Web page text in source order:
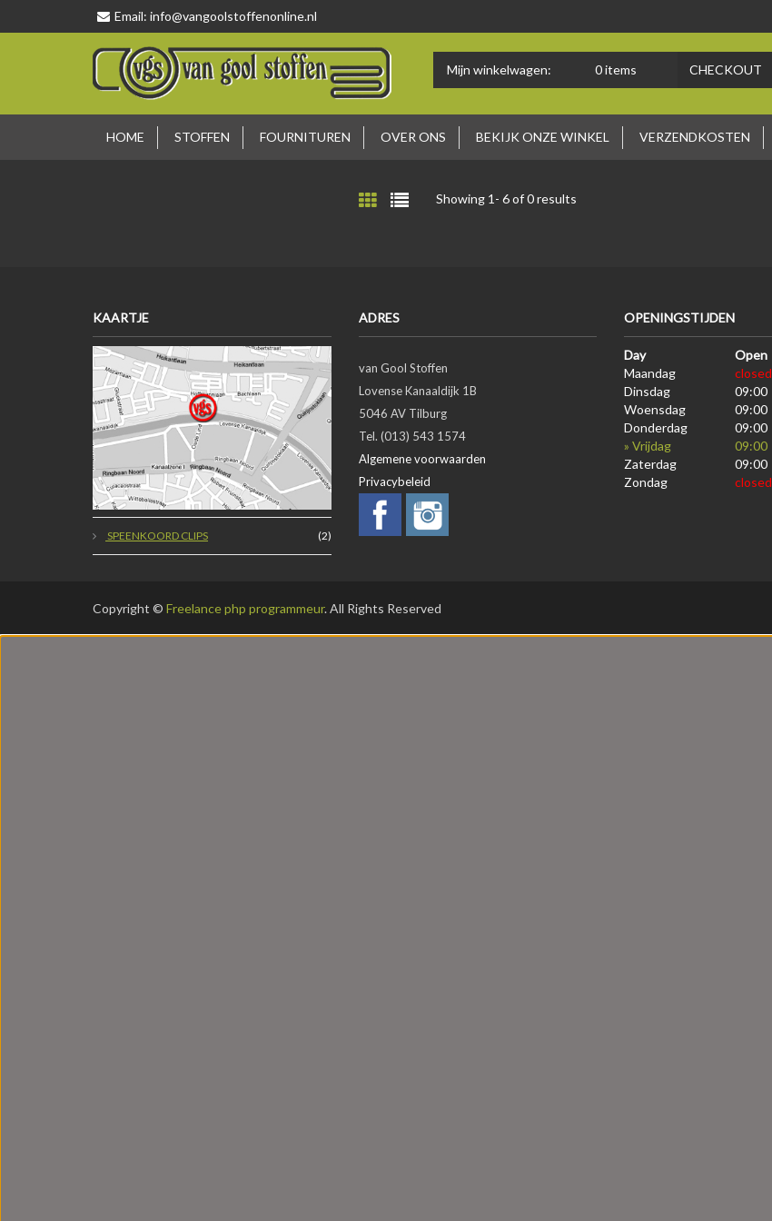
Email: info@vangoolstoffenonline.nl
Mijn winkelwagen: 0items CHECKOUT
HOME STOFFEN FOURNITUREN OVER ONS BEKIJK ONZE WINKEL VERZENDKOSTEN
SPEENKOORD CLIPS
BRETELS CLIPS (4)
RAFELSTOP
SPEENKOORD CLIPS (2)
Showing 1- 6of 0 results
KAARTJE ADRES
van Gool Stoffen
Lovense Kanaaldijk 1B
5046 AV Tilburg
Tel. (013) 543 1574
Algemene voorwaarden
Privacybeleid
OPENINGSTIJDEN
Day Open
Maandag
closed
Dinsdag
09:00
Woensdag
09:00
Donderdag
09:00
» Vrijdag
09:00
Zaterdag
09:00
Zondag
closed
Copyright © Freelance php programmeur. All Rights Reserved